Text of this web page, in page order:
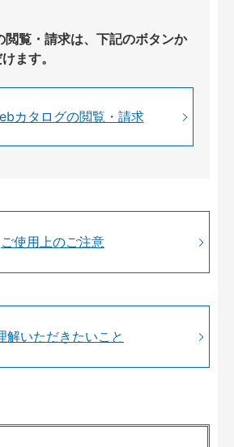
覧・請求は、下記のボタンか
ます。
カタログの閲覧・請求
ご使用上のご注意
解いただきたいこと